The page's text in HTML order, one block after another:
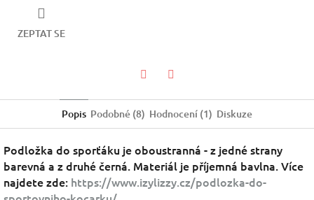
ZEPTAT SE
Popis Podobné (8) Hodnocení (1) Diskuze
Podložka do sporťáku je oboustranná - z jedné strany
barevná a z druhé černá. Materiál je příjemná bavlna. Více
najdete zde: https://www.izylizzy.cz/podlozka-do-